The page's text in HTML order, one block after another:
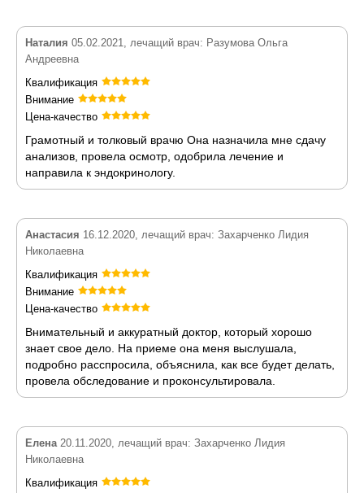
Наталия 05.02.2021, лечащий врач: Разумова Ольга
Андреевна
Квалификация
Внимание
Цена-качество
Грамотный и толковый врачю Она назначила мне сдачу
анализов, провела осмотр, одобрила лечение и
направила к эндокринологу.
Анастасия 16.12.2020, лечащий врач: Захарченко Лидия
Николаевна
Квалификация
Внимание
Цена-качество
Внимательный и аккуратный доктор, который хорошо
знает свое дело. На приеме она меня выслушала,
подробно расспросила, объяснила, как все будет делать,
провела обследование и проконсультировала.
Елена20.11.2020, лечащий врач: Захарченко Лидия
Николаевна
Квалификация